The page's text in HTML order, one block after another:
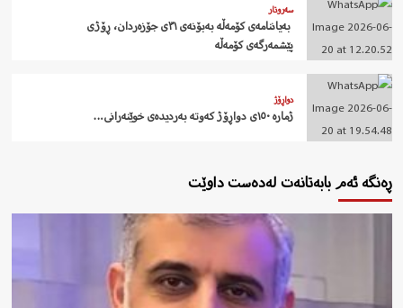
سەروتار
‍ بەیاننامەی کۆمەڵە بەبۆنەی ٣١ی جۆزەردان، ڕۆژی
پێشمەرگەی کۆمەڵە
دواڕۆژ
ژمارە ١٥٠ی دواڕۆژ کەوتە بەردیدەی خوێنەرانی…
ڕەنگە ئەم بابەتانەت لەدەست داوێت